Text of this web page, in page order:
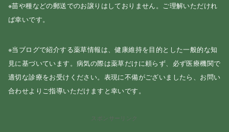
※苗や種などの郵送でのお譲りはしておりません。ご理解いただけれ
ば幸いです。
※当ブログで紹介する薬草情報は、健康維持を目的とした一般的な知
見に基づいています。病気の際は薬草だけに頼らず、必ず医療機関で
適切な診療をお受けください。表現に不備がございましたら、お問い
合わせよりご指導いただけますと幸いです。
スポンサーリンク